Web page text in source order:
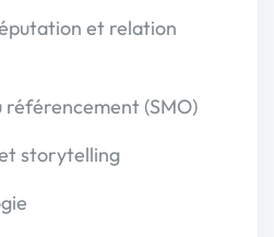
et relation
(SMO)
storytelling